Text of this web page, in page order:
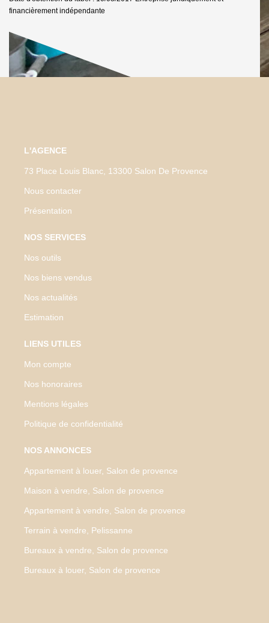
financièrement indépendante
L'AGENCE
73 Place Louis Blanc, 13300 Salon De Provence
Nous contacter
Présentation
NOS SERVICES
Nos outils
Nos biens vendus
Nos actualités
Estimation
LIENS UTILES
Mon compte
Nos honoraires
Mentions légales
Politique de confidentialité
NOS ANNONCES
Appartement à louer, Salon de provence
Maison à vendre, Salon de provence
Appartement à vendre, Salon de provence
Terrain à vendre, Pelissanne
Bureaux à vendre, Salon de provence
Bureaux à louer, Salon de provence